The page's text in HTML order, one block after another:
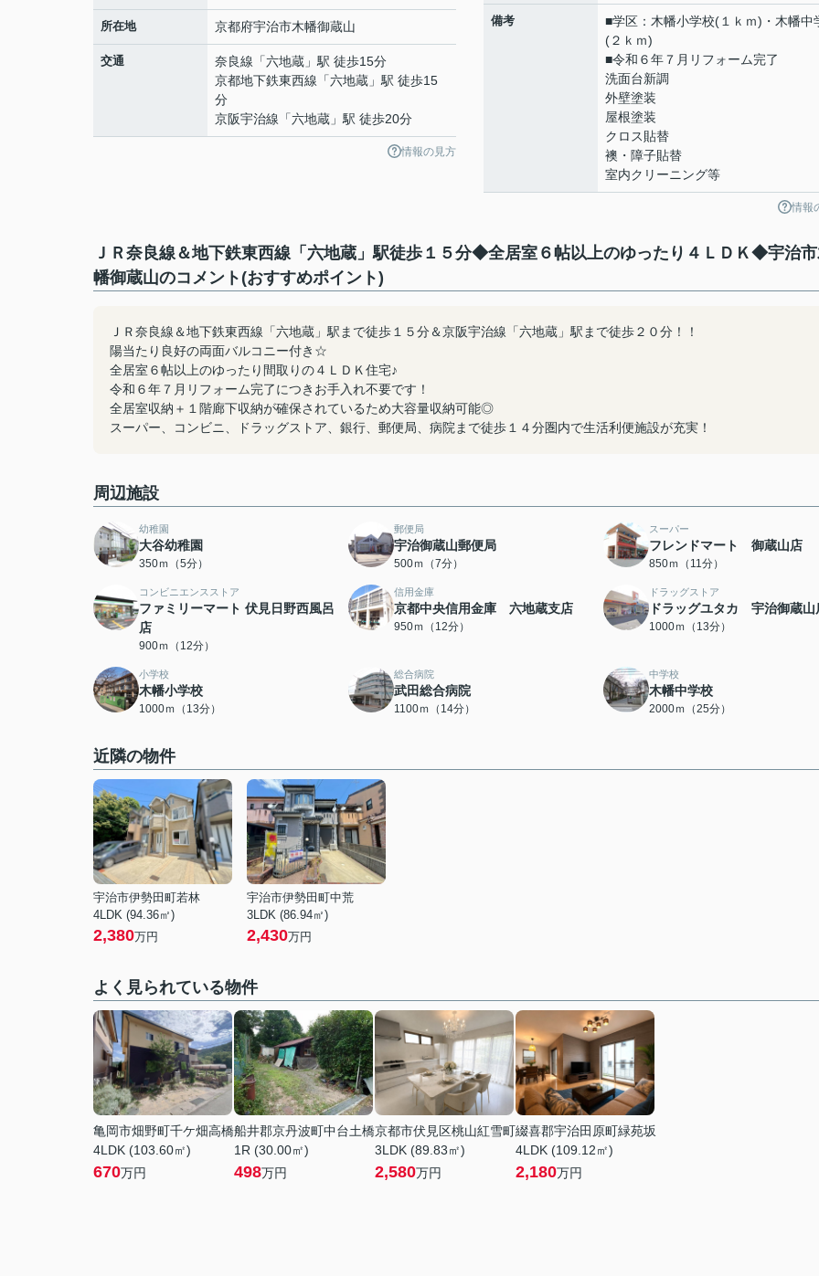
所在地 京都府宇治市木幡御蔵山
交通 奈良線 「六地蔵 」駅 徒歩15分
京都地下鉄東西線 「六地蔵 」駅 徒歩15
分
京阪宇治線 「六地蔵 」駅 徒歩20分
情報の見方
備考
■学区：木幡小学校(１ｋｍ)・木幡中
(２ｋｍ)
■令和６年７月リフォーム完了
洗面台新調
外壁塗装
屋根塗装
クロス貼替
襖・障子貼替
室内クリーニング等
情報
ＪＲ奈良線＆地下鉄東西線「六地蔵」駅徒歩１５分◆全居室６帖以上のゆったり４ＬＤＫ◆宇治
幡御蔵山のコメント(おすすめポイント)
ＪＲ奈良線＆地下鉄東西線「六地蔵」駅まで徒歩１５分＆京阪宇治線「六地蔵」駅まで徒歩２０分！！
陽当たり良好の両面バルコニー付き☆
全居室６帖以上のゆったり間取りの４ＬＤＫ住宅♪
令和６年７月リフォーム完了につきお手入れ不要です！
全居室収納＋１階廊下収納が確保されているため大容量収納可能◎
スーパー、コンビニ、ドラッグストア、銀行、郵便局、病院まで徒歩１４分圏内で生活利便施設が充実！
周辺施設
幼稚園
大谷幼稚園
350ｍ（5分）
郵便局
宇治御蔵山郵便局
500ｍ（7分）
スーパー
フレンドマート 御蔵山店
850ｍ（11分）
コンビニエンスストア
ファミリーマート 伏見日野西風呂
店
900ｍ（12分）
信用金庫
京都中央信用金庫 六地蔵支店
950ｍ（12分）
ドラッグストア
ドラッグユタカ 宇治御蔵山
1000ｍ（13分）
小学校
木幡小学校
1000ｍ（13分）
総合病院
武田総合病院
1100ｍ（14分）
中学校
木幡中学校
2000ｍ（25分）
近隣の物件
宇治市伊勢田町若林
4LDK (94.36㎡)
2,380万円
宇治市伊勢田町中荒
3LDK (86.94㎡)
2,430万円
よく見られている物件
亀岡市畑野町千ケ畑高橋
4LDK (103.60㎡)
670万円
船井郡京丹波町中台土橋
1R (30.00㎡)
498万円
京都市伏見区桃山紅雪町
3LDK (89.83㎡)
2,580万円
綴喜郡宇治田原町緑苑坂
4LDK (109.12㎡)
2,180万円